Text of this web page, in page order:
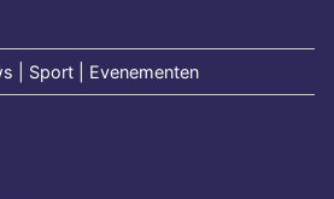
| Sport | Evenementen